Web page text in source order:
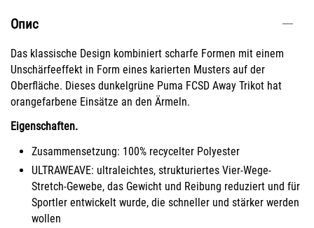
Опис
Das klassische Design kombiniert scharfe Formen mit einem
Unschärfeeffekt in Form eines karierten Musters auf der
Oberfläche. Dieses dunkelgrüne Puma FCSD Away Trikot hat
orangefarbene Einsätze an den Ärmeln.
Eigenschaften.
Zusammensetzung: 100% recycelter Polyester
ULTRAWEAVE: ultraleichtes, strukturiertes Vier-Wege-
Stretch-Gewebe, das Gewicht und Reibung reduziert und für
Sportler entwickelt wurde, die schneller und stärker werden
wollen